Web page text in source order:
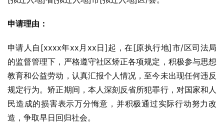
申请理由：
申请人自[xxxx年xx月xx日]起，在[原执行地]市/区司法局
的监督管理下，严格遵守社区矫正各项规定，积极参与思想
教育和公益劳动，认真汇报个人情况，至今未出现任何违反
规定行为。矫正期间，本人深刻反省所犯罪行，对国家和人
民造成的损害表示万分悔意，并积极通过实际行动努力改
造，争取早日回归社会。